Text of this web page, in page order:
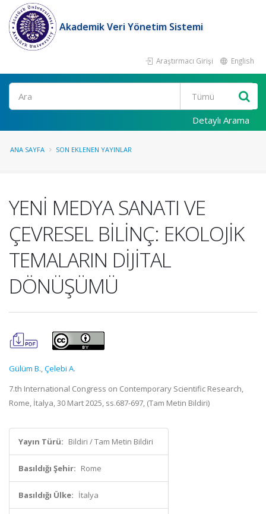
Akademik Veri Yönetim Sistemi
Araştırmacı Girişi English
Ara
Detaylı Arama
ANA SAYFA SON EKLENEN YAYINLAR
YENİ MEDYA SANATI VE
ÇEVRESEL BİLİNÇ: EKOLOJİK
TEMALARIN DİJİTAL
DÖNÜŞÜMÜ
Gülüm B.,Çelebi A.
7.th International Congress on Contemporary Scientific Research,
Rome, İtalya, 30 Mart 2025, ss.687-697, (Tam Metin Bildiri)
Yayın Türü: Bildiri / Tam Metin Bildiri
Basıldığı Şehir: Rome
Basıldığı Ülke: İtalya